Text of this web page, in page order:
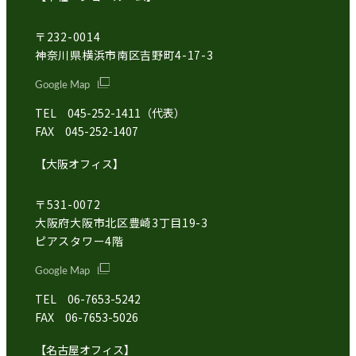
〒232-0014
神奈川県横浜市南区吉野町4-17-3
Google Map
TEL 045-252-1411（代表）
FAX 045-252-1407
【大阪オフィス】
〒531-0072
大阪府大阪市北区豊崎3丁目19-3
ピアスタワー4階
Google Map
TEL 06-7653-5242
FAX 06-7653-5026
【名古屋オフィス】